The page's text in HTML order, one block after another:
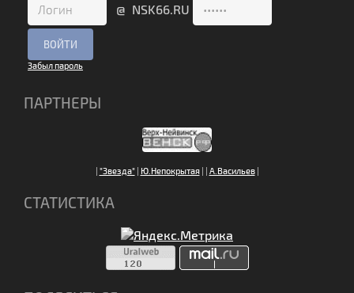
@ NSK66.RU
Забыл пароль
ПАРТНЕРЫ
| "Звезда"| Ю.Непокрытая| | А.Васильев|
СТАТИСТИКА